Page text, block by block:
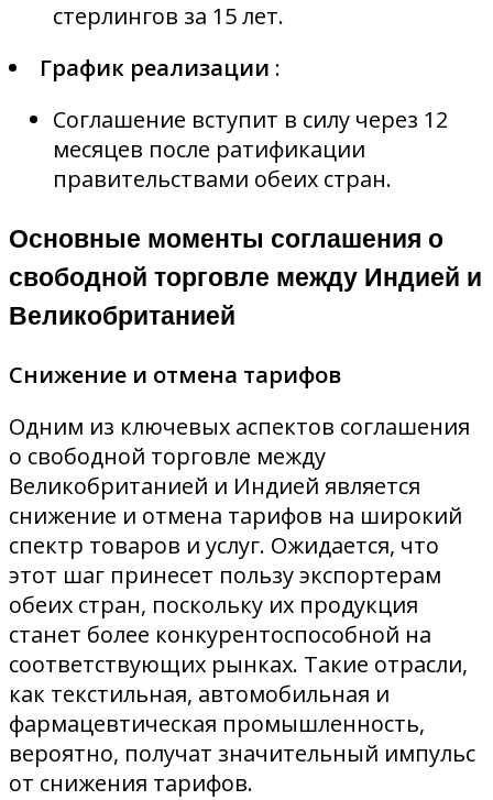
стерлингов за 15 лет.
График реализации :
Соглашение вступит в силу через 12
месяцев после ратификации
правительствами обеих стран.
Основные моменты соглашения о
свободной торговле между Индией и
Великобританией
Снижение и отмена тарифов
Одним из ключевых аспектов соглашения
о свободной торговле между
Великобританией и Индией является
снижение и отмена тарифов на широкий
спектр товаров и услуг. Ожидается, что
этот шаг принесет пользу экспортерам
обеих стран, поскольку их продукция
станет более конкурентоспособной на
соответствующих рынках. Такие отрасли,
как текстильная, автомобильная и
фармацевтическая промышленность,
вероятно, получат значительный импульс
от снижения тарифов.